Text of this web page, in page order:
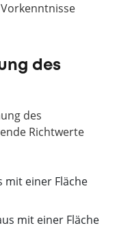
des
des
Richtwerte
mit einer Fläche
mit einer Fläche